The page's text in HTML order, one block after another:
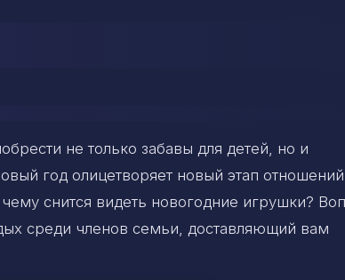
не только забавы для детей, но и
год олицетворяет новый этап
снится видеть новогодние игрушки?
среди членов семьи, доставляющий вам